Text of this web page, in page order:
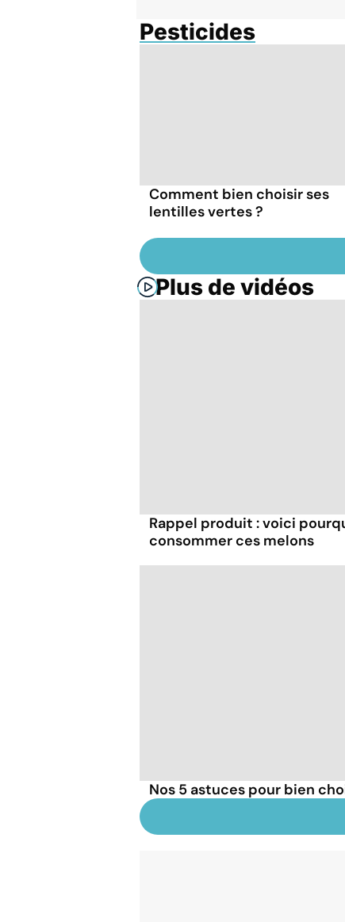
Pesticides
Comment bien choisir ses
lentilles vertes ?
Plus de vidéos
Rappel produit : voici
consommer ces melons
Nos 5 astuces pour bien